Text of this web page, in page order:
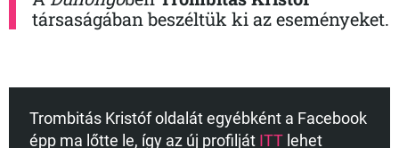
társaságában beszéltük ki az eseményeket.
Trombitás Kristóf oldalát egyébként a Facebook
épp ma lőtte le, így az új profilját ITT lehet